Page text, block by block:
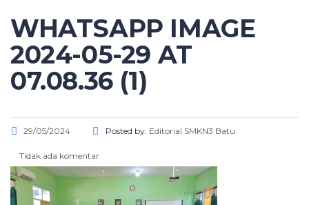
WHATSAPP IMAGE
2024-05-29 AT
07.08.36 (1)
29/05/2024 Posted by: Editorial SMKN3 Batu
Tidak ada komentar